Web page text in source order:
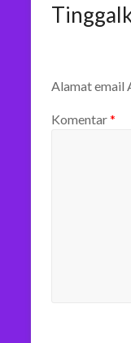
Alamat email
Komentar*